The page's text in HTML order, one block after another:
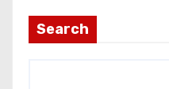
Search